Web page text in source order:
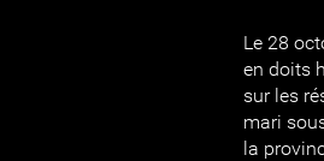
Le 28
en doits
sur les
mari
la